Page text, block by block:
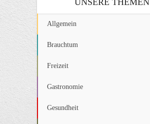
UNSERE THEMEN
Allgemein
Brauchtum
Freizeit
Gastronomie
Gesundheit